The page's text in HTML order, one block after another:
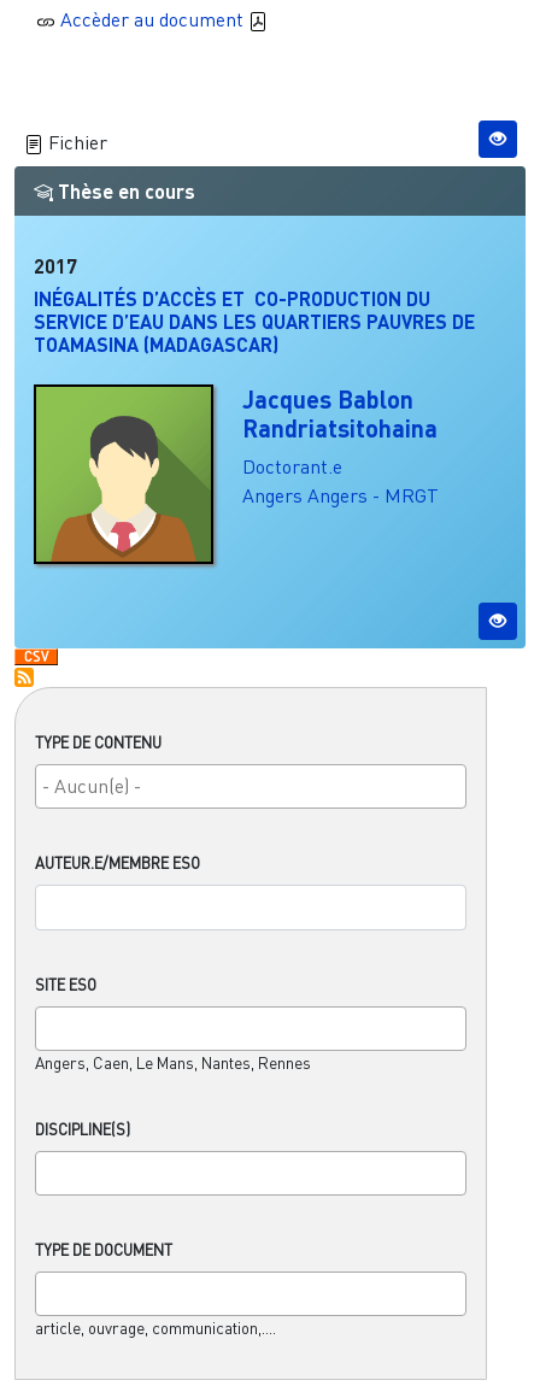
TYPE DE CONTENU
AUTEUR.E/MEMBRE ESO
SITE ESO
Angers, Caen, Le Mans, Nantes, Rennes
DISCIPLINE(S)
TYPE DE DOCUMENT
article, ouvrage, communication,....
Accèder au document
Fichier
Thèse en cours
2017
INÉGALITÉS D’ACCÈS ET CO-PRODUCTION DU
SERVICE D’EAU DANS LES QUARTIERS PAUVRES DE
TOAMASINA (MADAGASCAR)
Jacques Bablon
Randriatsitohaina
Doctorant.e
Angers Angers - MRGT